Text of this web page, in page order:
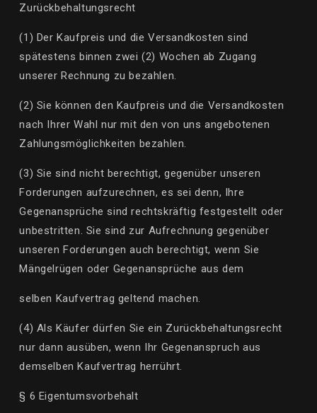
Zurückbehaltungsrecht
(1) Der Kaufpreis und die Versandkosten sind
spätestens binnen zwei (2) Wochen ab Zugang
unserer Rechnung zu bezahlen.
(2) Sie können den Kaufpreis und die Versandkosten
nach Ihrer Wahl nur mit den von uns angebotenen
Zahlungsmöglichkeiten bezahlen.
(3) Sie sind nicht berechtigt, gegenüber unseren
Forderungen aufzurechnen, es sei denn, Ihre
Gegenansprüche sind rechtskräftig festgestellt oder
unbestritten. Sie sind zur Aufrechnung gegenüber
unseren Forderungen auch berechtigt, wenn Sie
Mängelrügen oder Gegenansprüche aus dem
selben Kaufvertrag geltend machen.
(4) Als Käufer dürfen Sie ein Zurückbehaltungsrecht
nur dann ausüben, wenn Ihr Gegenanspruch aus
demselben Kaufvertrag herrührt.
§ 6 Eigentumsvorbehalt